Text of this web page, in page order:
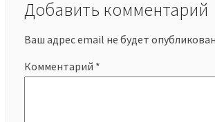
Добавить комментарий
Ваш адрес email не будет
Комментарий *